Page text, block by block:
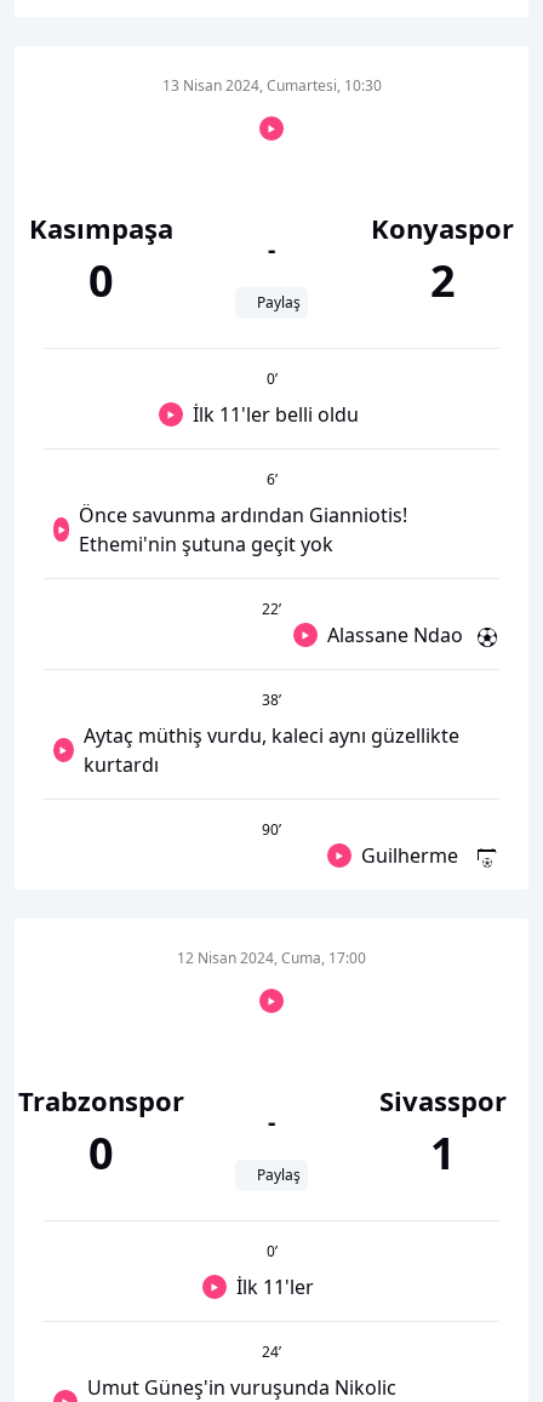
Kasımpaşa
0
13 Nisan 2024, Cumartesi, 10:30
-
Paylaş
Konyaspor
2
0’
İlk 11'ler belli oldu
6’
Önce savunma ardından Gianniotis!
Ethemi'nin şutuna geçit yok
22’
Alassane Ndao
38’
Aytaç müthiş vurdu, kaleci aynı güzellikte
kurtardı
90’
Guilherme
Trabzonspor
0
12 Nisan 2024, Cuma, 17:00
-
Paylaş
Sivasspor
1
0’
İlk 11'ler
24’
Umut Güneş'in vuruşunda Nikolic